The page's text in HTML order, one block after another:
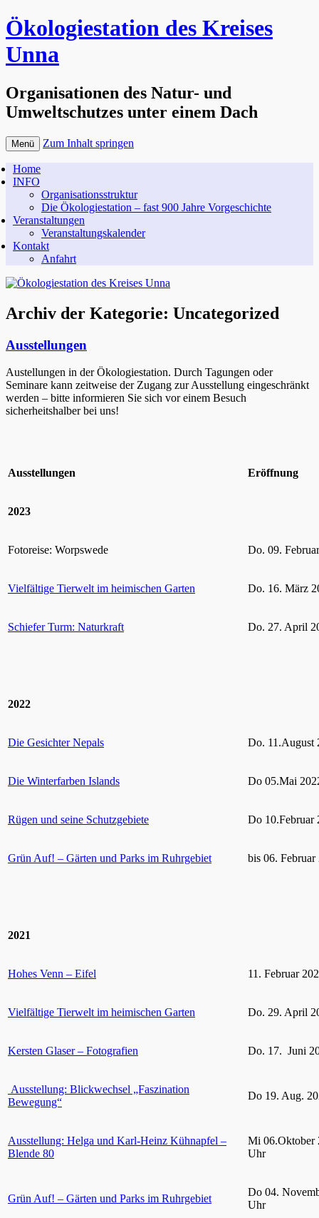
Ökologiestation des Kreises
Unna
Organisationen des Natur- und
Umweltschutzes unter einem Dach
Menü Zum Inhalt springen
Home
INFO
Organisationsstruktur
Die Ökologiestation – fast 900 Jahre Vorgeschichte
Veranstaltungen
Veranstaltungskalender
Kontakt
Anfahrt
Archiv der Kategorie: Uncategorized
Ausstellungen
Austellungen in der Ökologiestation. Durch Tagungen oder
Seminare kann zeitweise der Zugang zur Ausstellung eingeschränkt
werden – bitte informieren Sie sich vor einem Besuch
sicherheitshalber bei uns!
Ausstellungen Eröffnung
2023
Fotoreise: Worpswede Do. 09.
Vielfältige Tierwelt im heimischen Garten Do. 16. März
Schiefer Turm: Naturkraft Do. 27. April
2022
Die Gesichter Nepals Do. 11.August
Die Winterfarben Islands Do 05.Mai
Rügen und seine Schutzgebiete Do 10.Februar
Grün Auf! – Gärten und Parks im Ruhrgebiet bis 06. Februar
2021
Hohes Venn – Eifel 11. Februar
Vielfältige Tierwelt im heimischen Garten Do. 29. April
Kersten Glaser – Fotografien Do. 17. Juni
Ausstellung: Blickwechsel „Faszination
Bewegung“
Do 19. Aug.
Ausstellung: Helga und Karl-Heinz Kühnapfel –
Blende 80
Mi 06.Oktober
Uhr
Grün Auf! – Gärten und Parks im Ruhrgebiet
Do 04.
Uhr